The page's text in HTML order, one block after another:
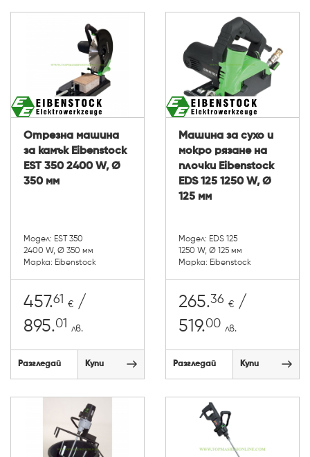
Отрезна машина
за камък Eibenstock
EST 350 2400 W, Ø
350 мм
Модел: EST 350
2400 W, Ø 350 мм
Марка: Eibenstock
457.61 € /
895.01 лв.
Разгледай Купи
Машина за сухо и
мокро рязане на
плочки Eibenstock
EDS 125 1250 W, Ø
125 мм
Модел: EDS 125
1250 W, Ø 125 мм
Марка: Eibenstock
265.36 € /
519.00 лв.
Разгледай Купи